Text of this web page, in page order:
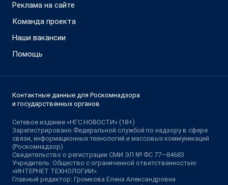
Реклама на сайте
Команда проекта
Наши вакансии
Помощь
Контактные данные для Роскомнадзора
и государственных органов
Сетевое издание «НГС.НОВОСТИ» (18+)
Зарегистрировано Федеральной службой по надзору в сфере
связи, информационных технологий и массовых коммуникаций
(Роскомнадзор)
Свидетельство о регистрации СМИ ЭЛ № ФС 77—84683
Учредитель: Общество с ограниченной ответственностью
«ИНТЕРНЕТ ТЕХНОЛОГИИ»
Главный редактор: Громкова Елена Александровна